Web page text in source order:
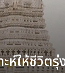
ะห์ให้ชีวิ